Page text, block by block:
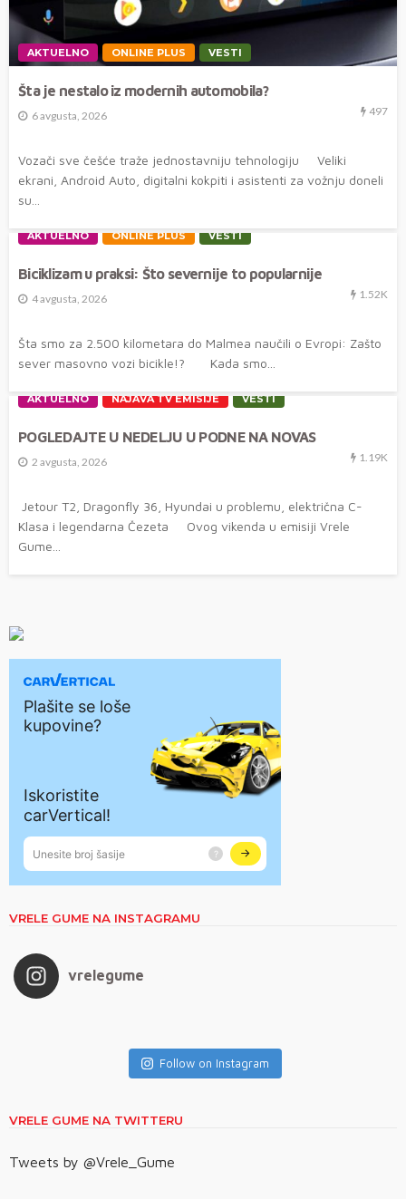
AKTUELNO ONLINE PLUS VESTI
Šta je nestalo iz modernih automobila?
6 avgusta, 2026 497
Vozači sve češće traže jednostavniju tehnologiju Veliki
ekrani, Android Auto, digitalni kokpiti i asistenti za vožnju doneli
su...
AKTUELNO ONLINE PLUS VESTI
Biciklizam u praksi: Što severnije to popularnije
4 avgusta, 2026 1.52K
Šta smo za 2.500 kilometara do Malmea naučili o Evropi: Zašto
sever masovno vozi bicikle!? Kada smo...
AKTUELNO NAJAVA TV EMISIJE VESTI
POGLEDAJTE U NEDELJU U PODNE NA NOVAS
2 avgusta, 2026 1.19K
Jetour T2, Dragonfly 36, Hyundai u problemu, električna C-
Klasa i legendarna Čezeta Ovog vikenda u emisiji Vrele
Gume...
VRELE GUME NA INSTAGRAMU
vrelegume
Follow on Instagram
VRELE GUME NA TWITTERU
Tweets by @Vrele_Gume